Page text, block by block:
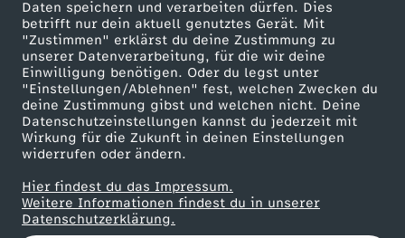
Daten speichern und verarbeiten dürfen. Dies
betrifft nur dein aktuell genutztes Gerät. Mit
"Zustimmen" erklärst du deine Zustimmung zu
unserer Datenverarbeitung, für die wir deine
Einwilligung benötigen. Oder du legst unter
"Einstellungen/Ablehnen" fest, welchen Zwecken du
deine Zustimmung gibst und welchen nicht. Deine
Datenschutzeinstellungen kannst du jederzeit mit
Wirkung für die Zukunft in deinen Einstellungen
widerrufen oder ändern.
Hier findest du das Impressum.
Weitere Informationen findest du in unserer
Datenschutzerklärung.
o
m
0
2
.
Werbefernsehen
Mainzelmännchen
Partner